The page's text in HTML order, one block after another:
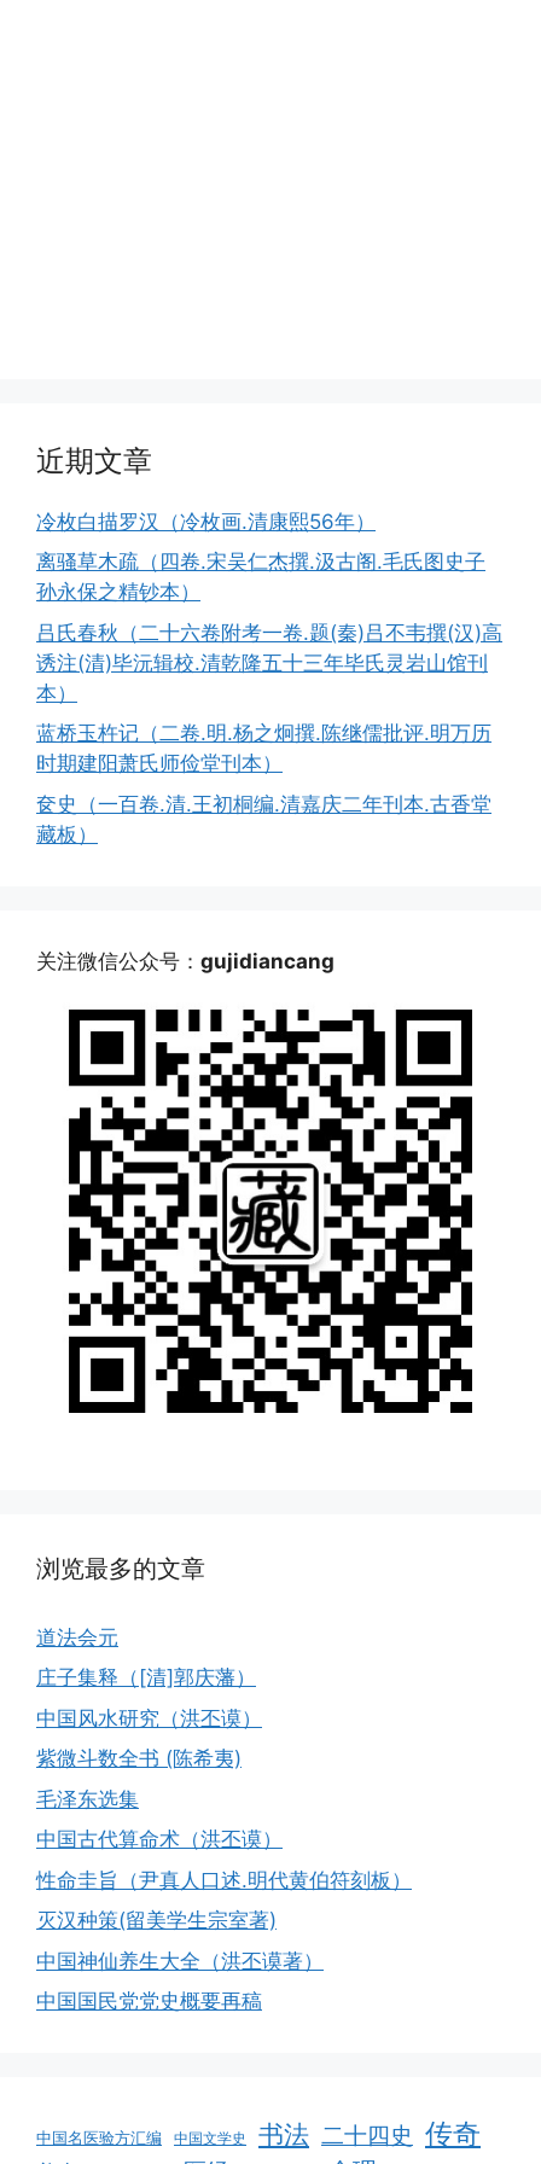
近期文章
冷枚白描罗汉（冷枚画.清康熙56年）
离骚草木疏（四卷.宋吴仁杰撰.汲古阁.毛氏图史子
孙永保之精钞本）
吕氏春秋（二十六卷附考一卷.题(秦)吕不韦撰(汉)高
诱注(清)毕沅辑校.清乾隆五十三年毕氏灵岩山馆刊
本）
蓝桥玉杵记（二卷.明.杨之炯撰.陈继儒批评.明万历
时期建阳萧氏师俭堂刊本）
奁史（一百卷.清.王初桐编.清嘉庆二年刊本.古香堂
藏板）
关注微信公众号： gujidiancang
浏览最多的文章
道法会元
庄子集释（[清]郭庆藩）
中国风水研究（洪丕谟）
紫微斗数全书 (陈希夷)
毛泽东选集
中国古代算命术（洪丕谟）
性命圭旨（尹真人口述.明代黄伯符刻板）
灭汉种策(留美学生宗室著)
中国神仙养生大全（洪丕谟著）
中国国民党党史概要再稿
中国名医验方汇编 中国文学史 书法 二十四史 传奇